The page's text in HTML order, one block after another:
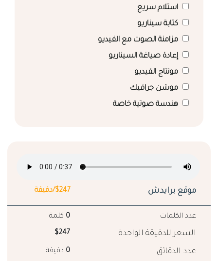
استلام سريع
كتابة سيناريو
مزامنة الصوت مع الفيديو
إعادة صياغة السيناريو
مونتاج الفيديو
موشن جرافيك
هندسة صوتية خاصة
موقع برايدش $247/دقيقة
عدد الكلمات 0 كلمة
السعر للدقيقة الواحدة $247
عدد الدقائق 0 دقيقة